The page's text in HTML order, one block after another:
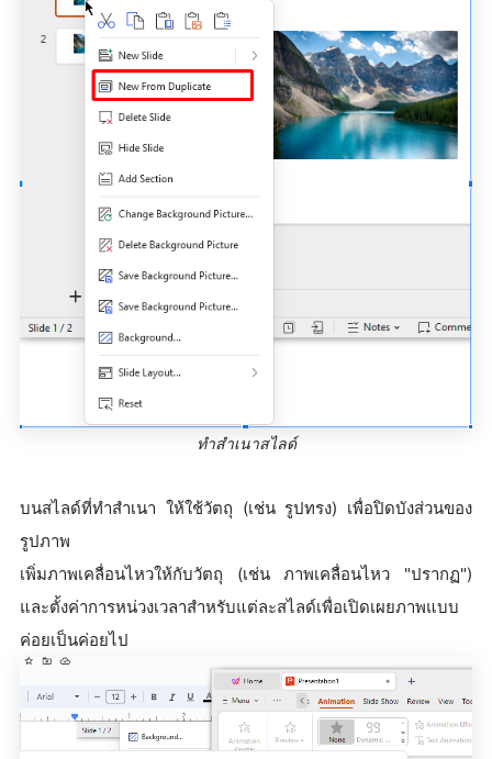
ทำสำเนาสไลด์
บนสไลด์ที่ทำสำเนา ให้ใช้วัตถุ (เช่น รูปทรง) เพื่อปิดบังส่วนของ
รูปภาพ
เพิ่มภาพเคลื่อนไหวให้กับวัตถุ (เช่น ภาพเคลื่อนไหว "ปรากฏ")
และตั้งค่าการหน่วงเวลาสำหรับแต่ละสไลด์เพื่อเปิดเผยภาพแบบ
ค่อยเป็นค่อยไป